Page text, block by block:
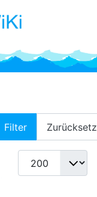
Filter
Anzeige #